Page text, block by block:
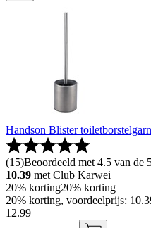
Handson Blister
(15)Beoordeeld met 4.5 van de
10.39 met Club Karwei
20% korting20% korting
20% korting, voordeelprijs:
12.99